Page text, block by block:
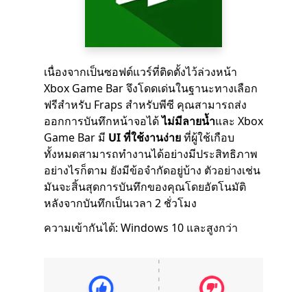
เนื่องจากเป็นซอฟต์แวร์ที่ติดตั้งไว้ล่วงหน้า
Xbox Game Bar จึงโดดเด่นในฐานะทางเลือก
ฟรีสำหรับ Fraps สำหรับพีซี คุณสามารถส่ง
ออกการบันทึกหน้าจอได้ไม่มีลายน้ำและ Xbox
Game Bar มี UI ที่ใช้งานง่ายที่ผู้ใช้เกือบ
ทั้งหมดสามารถทำงานได้อย่างมีประสิทธิภาพ
อย่างไรก็ตาม ยังมีข้อจำกัดอยู่บ้าง ตัวอย่างเช่น
มันจะสิ้นสุดการบันทึกของคุณโดยอัตโนมัติ
หลังจากบันทึกเป็นเวลา 2 ชั่วโมง
ความเข้ากันได้: Windows 10 และสูงกว่า